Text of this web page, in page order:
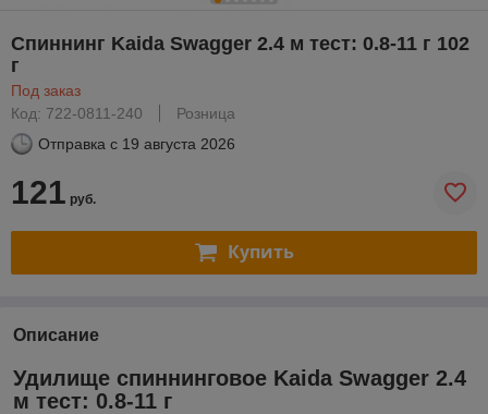
Спиннинг Kaida Swagger 2.4 м тест: 0.8-11 г 102
г
Под заказ
Код: 722-0811-240
Розница
Отправка с 19 августа 2026
121 руб.
Купить
Описание
Удилище спиннинговое Kaida Swagger 2.4
м тест: 0.8-11 г